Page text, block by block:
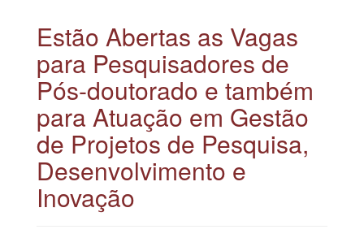
Estão Abertas as Vagas
para Pesquisadores de
Pós-doutorado e também
para Atuação em Gestão
de Projetos de Pesquisa,
Desenvolvimento e
Inovação